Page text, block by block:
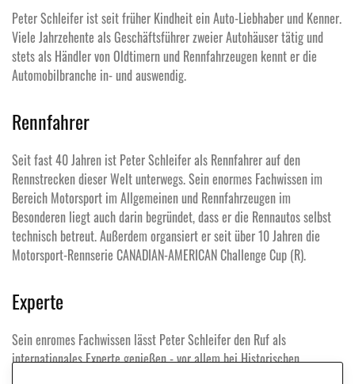
Peter Schleifer ist seit früher Kindheit ein Auto-Liebhaber und Kenner.
Viele Jahrzehente als Geschäftsführer zweier Autohäuser tätig und
stets als Händler von Oldtimern und Rennfahrzeugen kennt er die
Automobilbranche in- und auswendig.
Rennfahrer
Seit fast 40 Jahren ist Peter Schleifer als Rennfahrer auf den
Rennstrecken dieser Welt unterwegs. Sein enormes Fachwissen im
Bereich Motorsport im Allgemeinen und Rennfahrzeugen im
Besonderen liegt auch darin begründet, dass er die Rennautos selbst
technisch betreut. Außerdem organsiert er seit über 10 Jahren die
Motorsport-Rennserie CANADIAN-AMERICAN Challenge Cup (R).
Experte
Sein enromes Fachwissen lässt Peter Schleifer den Ruf als
internationales Experte genießen - vor allem bei Historischen